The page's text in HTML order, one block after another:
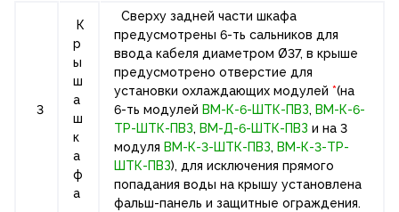
3
К
р
ы
ш
а
ш
к
а
ф
а
Сверху задней части шкафа
предусмотрены 6-ть сальников для
ввода кабеля диаметром Ø37, в крыше
предусмотрено отверстие для
установки охлаждающих модулей *(на
6-ть модулей ВМ-К-6-ШТК-ПВЗ, ВМ-К-6-
ТР-ШТК-ПВЗ, ВМ-Д-6-ШТК-ПВЗ и на 3
модуля ВМ-К-3-ШТК-ПВЗ, ВМ-К-3-ТР-
ШТК-ПВЗ), для исключения прямого
попадания воды на крышу установлена
фальш-панель и защитные ограждения.